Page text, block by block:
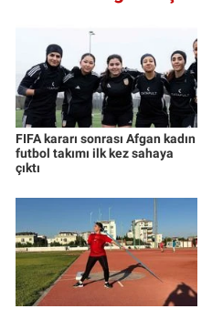
FIFA kararı sonrası Afgan kadın
futbol takımı ilk kez sahaya
çıktı